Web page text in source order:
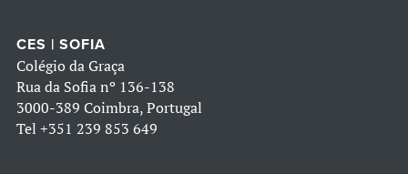
CES | SOFIA
Colégio da Graça
Rua da Sofia nº 136-138
3000-389 Coimbra, Portugal
Tel +351 239 853 649